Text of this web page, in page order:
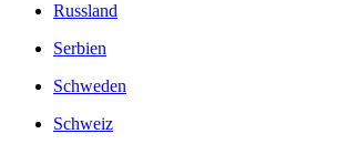
Russland
Serbien
Schweden
Schweiz